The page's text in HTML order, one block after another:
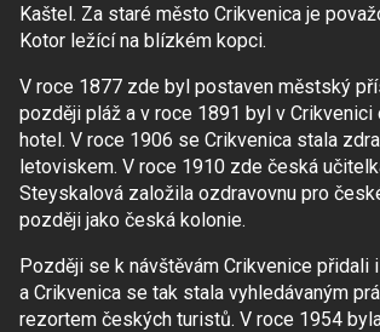
Kaštel. Za staré město Crikvenica je
Kotor ležící na blízkém kopci.
V roce 1877 zde byl postaven městský
později pláž a v roce 1891 byl v Crikvenici
hotel. V roce 1906 se Crikvenica stala
letoviskem. V roce 1910 zde česká
Steyskalová založila ozdravovnu pro
později jako česká kolonie.
Později se k návštěvám Crikvenice přidali
a Crikvenica se tak stala vyhledávaným
rezortem českých turistů. V roce 1954